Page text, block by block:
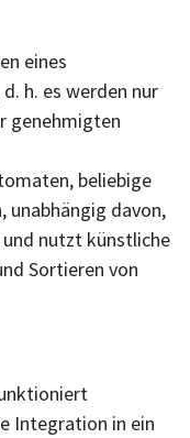
eines
h. es werden nur
genehmigten
beliebige
unabhängig davon,
nutzt künstliche
Sortieren von
Integration in ein